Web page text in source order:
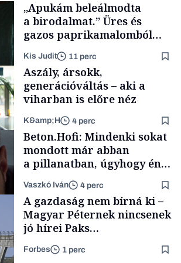
„Apukám beleálmodta
a birodalmat.” Üres és
gazos paprikamalomból
lett az igazi családi
fűszersztori
Kis Judit 11 perc
Aszály, ársokk,
generációváltás – aki a
viharban is előre néz
K&amp;H 4 perc
Beton.Hofi: Mindenki sokat
mondott már abban
a pillanatban, úgyhogy én
a legsarkosabb
gondolataimat akartam
kimondani
Vaszkó Iván 4 perc
A gazdaság nem bírná ki –
Magyar Péternek nincsenek
jó hírei Paks
újraindításáról
Forbes 1 perc